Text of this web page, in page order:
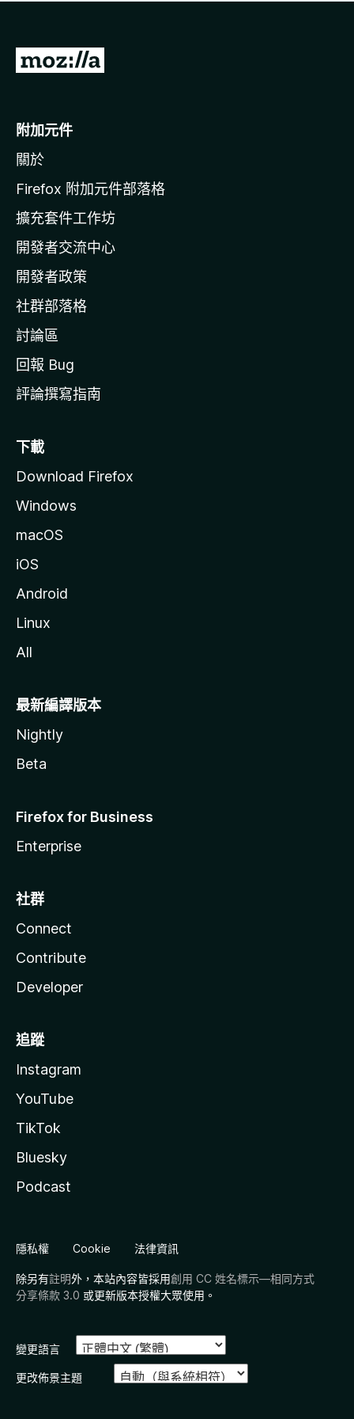
有
前
o
i
l
a
官
網
附加元件
關於
Firefox 附加元件部落格
擴充套件工作坊
開發者交流中心
開發者政策
社群部落格
討論區
回報 Bug
評論撰寫指南
下載
Download Firefox
Windows
macOS
iOS
Android
Linux
All
最新編譯版本
Nightly
Beta
Firefox for Business
Enterprise
社群
Connect
Contribute
Developer
追蹤
Instagram
YouTube
TikTok
Bluesky
Podcast
隱私權 Cookie 法律資訊
除另有註明外，本站內容皆採用創用 CC 姓名標示—相同方式
分享條款 3.0 或更新版本授權大眾使用。
變更語言
更改佈景主題